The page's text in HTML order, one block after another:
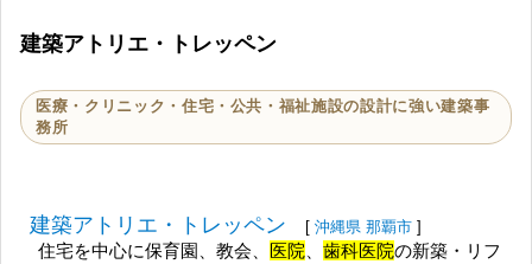
建築アトリエ・トレッペン
医療・クリニック・住宅・公共・福祉施設の設計に強い建築事
務所
建築アトリエ・トレッペン [ 沖縄県 那覇市 ]
住宅を中心に保育園、教会、 医院 、歯科医院の新築・リフ